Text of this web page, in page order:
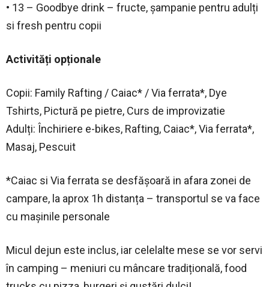
• 13 – Goodbye drink – fructe, șampanie pentru adulți
si fresh pentru copii
Activități opționale
Copii: Family Rafting / Caiac* / Via ferrata*, Dye
Tshirts, Pictură pe pietre, Curs de improvizatie
Adulți: Închiriere e-bikes, Rafting, Caiac*, Via ferrata*,
Masaj, Pescuit
*Caiac si Via ferrata se desfășoară in afara zonei de
campare, la aprox 1h distanța – transportul se va face
cu mașinile personale
Micul dejun este inclus, iar celelalte mese se vor servi
în camping – meniuri cu mâncare tradițională, food